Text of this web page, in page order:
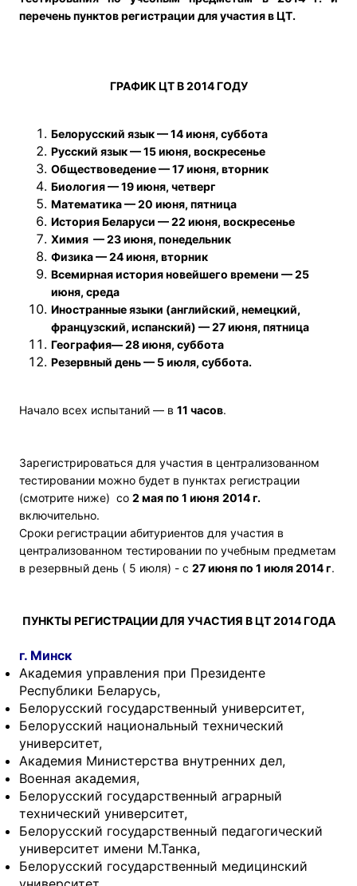
перечень пунктов регистрации для участия в ЦТ.
ГРАФИК ЦТ В 2014 ГОДУ
Белорусский язык — 14 июня, суббота
Русский язык — 15 июня, воскресенье
Обществоведение — 17 июня, вторник
Биология — 19 июня, четверг
Математика — 20 июня, пятница
История Беларуси — 22 июня, воскресенье
Химия — 23 июня, понедельник
Физика — 24 июня, вторник
Всемирная история новейшего времени — 25
июня, среда
Иностранные языки (английский, немецкий,
французский, испанский) — 27 июня, пятница
География— 28 июня, суббота
Резервный день — 5 июля, суббота.
Начало всех испытаний — в 11 часов.
Зарегистрироваться для участия в централизованном
тестировании можно будет в пунктах регистрации
(смотрите ниже) со 2 мая по 1 июня 2014 г.
включительно.
Сроки регистрации абитуриентов для участия в
централизованном тестировании по учебным предметам
в резервный день ( 5 июля) - с 27 июня по 1 июля 2014 г.
ПУНКТЫ РЕГИСТРАЦИИ ДЛЯ УЧАСТИЯ В ЦТ 2014 ГОДА
г. Минск
Академия управления при Президенте
Республики Беларусь,
Белорусский государственный университет,
Белорусский национальный технический
университет,
Академия Министерства внутренних дел,
Военная академия,
Белорусский государственный аграрный
технический университет,
Белорусский государственный педагогический
университет имени М.Танка,
Белорусский государственный медицинский